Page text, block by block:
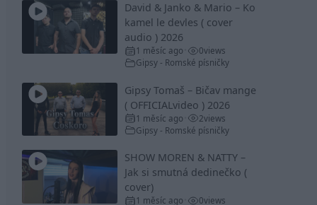
David & Janko & Mario – Ko
kamel le devles ( cover
audio ) 2026
1 měsíc ago 0views
Gipsy - Romské písničky
Gipsy Tomaš – Bičav mange
( OFFICIALvideo ) 2026
1 měsíc ago 2views
Gipsy - Romské písničky
SHOW MOREN & NATTY –
Jak si smutná dedinečko (
cover)
1 měsíc ago 0views